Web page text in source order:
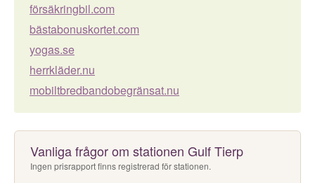
försäkringbil.com
bästabonuskortet.com
yogas.se
herrkläder.nu
mobiltbredbandobegränsat.nu
Vanliga frågor om stationen Gulf Tierp
Ingen prisrapport finns registrerad för stationen.